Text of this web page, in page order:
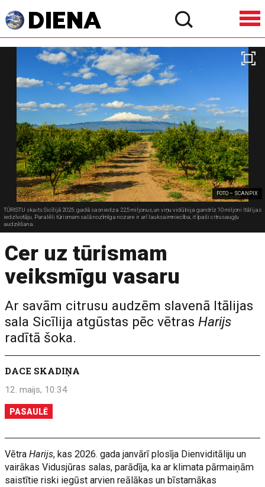
FOTO – SCANPIX
TŪRISTU skaits Sicīlijā 2025. gadā sasniedza 22,5 miljonus, un viņu vidū bija gandrīz 10 miljoni Itālijas
iedzīvotāju. Paralēli tūrismam salā nozīmīga nozare ir arī lauksaimniecība, it īpaši citrusaugļu
audzēšana.
Cer uz tūrismam
veiksmīgu vasaru
Ar savām citrusu audzēm slavenā Itālijas
sala Sicīlija atgūstas pēc vētrasHarijs
radītā šoka.
DACE SKADIŅA
12. maijs, 10:34
PASAULĒ
VētraHarijs, kas 2026. gada janvārī plosīja Dienviditāliju un
vairākas Vidusjūras salas, parādīja, ka ar klimata pārmaiņām
saistītie riski iegūst arvien reālākas un bīstamākas